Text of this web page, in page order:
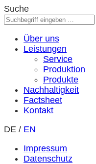
Suche
Über uns
Leistungen
Service
Produktion
Produkte
Nachhaltigkeit
Factsheet
Kontakt
DE / EN
Impressum
Datenschutz